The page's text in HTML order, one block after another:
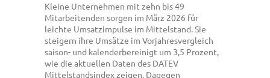
Kleine Unternehmen mit zehn bis 49
Mitarbeitenden sorgen im März 2026 für
leichte Umsatzimpulse im Mittelstand. Sie
steigern ihre Umsätze im Vorjahresvergleich
saison- und kalenderbereinigt um 3,5 Prozent,
wie die aktuellen Daten des DATEV
Mittelstandsindex zeigen. Dagegen